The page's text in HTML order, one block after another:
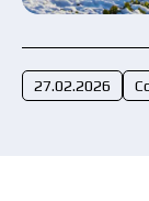
27.02.2026